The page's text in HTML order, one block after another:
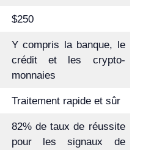
$250
Y compris la banque, le
crédit et les crypto-
monnaies
Traitement rapide et sûr
82% de taux de réussite
pour les signaux de